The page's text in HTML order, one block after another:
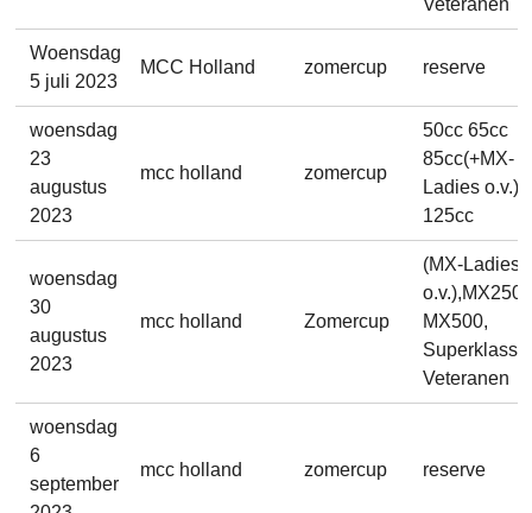
Veteranen
Woensdag
5 juli 2023
MCC Holland zomercup reserve
woensdag
23
augustus
2023
mcc holland zomercup
50cc 65cc
85cc(+MX-
Ladies o.v.)
125cc
woensdag
30
augustus
2023
mcc holland Zomercup
(MX-Ladies
o.v.),MX250,
MX500,
Superklasse,
Veteranen
woensdag
6
september
mcc holland zomercup reserve